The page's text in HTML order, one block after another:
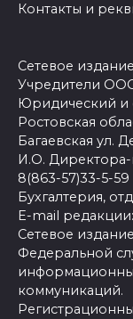
Контакты и
Сетевое
Учредители ООО
Юридический и
Ростовская
Багаевская ул.
И.О. Директора-
8(863-57)33-5-59
Бухгалтерия,
E-mail
Сетевое
Федеральной
коммуникаций.